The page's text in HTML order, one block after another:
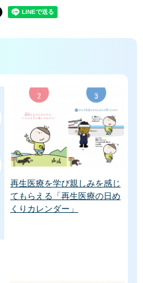
再生医療を学び親しみを感じ
てもらえる「再生医療の日め
くりカレンダー」